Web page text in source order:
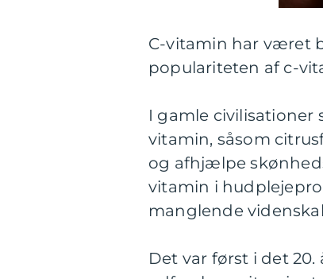
C-vitamin har været
populariteten af c-
I gamle civilisationer
vitamin, såsom
og afhjælpe
vitamin i
manglende
Det var først i det